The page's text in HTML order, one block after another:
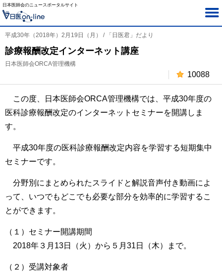
日本医師会のニュースポータルサイト
平成30年（2018年）2月19日（月） / 「日医君」だより
診療報酬改定インターネット講座
日本医師会ORCA管理機構
10088
この度、日本医師会ORCA管理機構では、平成30年度の
医科診療報酬改定のインターネットセミナーを開講しま
す。
平成30年度の医科診療報酬改定内容を学習する短期集中
セミナーです。
分野別にまとめられたスライドと解説音声付き動画によ
って、いつでもどこでも必要な部分を効率的に学習するこ
とができます。
（１）セミナー開講期間
2018年３月13日（火）から５月31日（木）まで。
（２）受講対象者